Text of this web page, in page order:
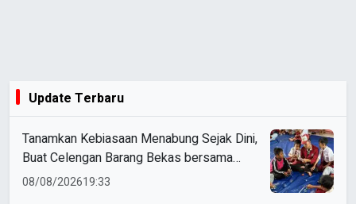
Update Terbaru
Tanamkan Kebiasaan Menabung Sejak Dini,
Buat Celengan Barang Bekas bersama
Mahasiswa KKN Umsida
08/08/202619:33